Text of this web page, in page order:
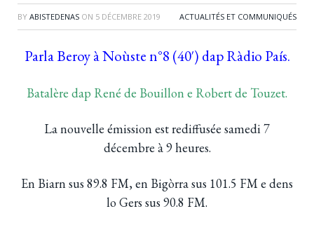
BY ABISTEDENAS ON 5 DÉCEMBRE 2019 ACTUALITÉS ET COMMUNIQUÉS
Parla Beroy à Noùste n°8 (40′) dap Ràdio País.
Batalère dap René de Bouillon e Robert de Touzet.
La nouvelle émission est rediffusée samedi 7
décembre à 9 heures.
En Biarn sus 89.8 FM, en Bigòrra sus 101.5 FM e dens
lo Gers sus 90.8 FM.